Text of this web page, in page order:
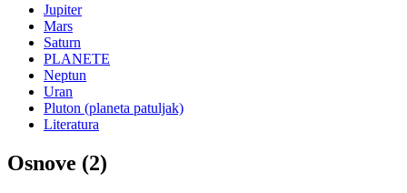
Jupiter
Mars
Saturn
PLANETE
Neptun
Uran
Pluton (planeta patuljak)
Literatura
Osnove (2)